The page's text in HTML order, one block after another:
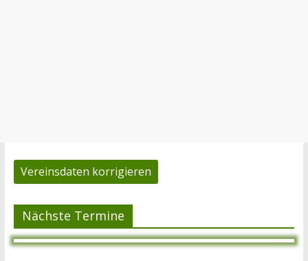
Vereinsdaten korrigieren
Nächste Termine